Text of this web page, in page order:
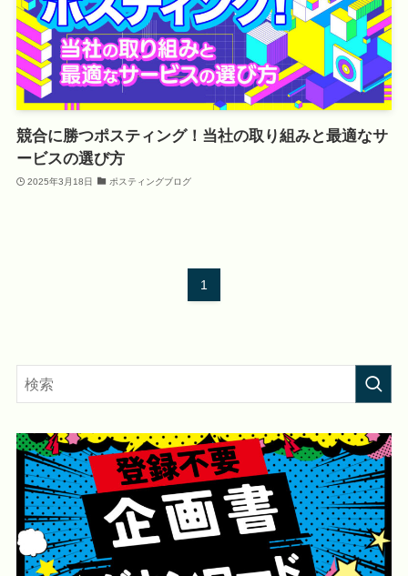
競合に勝つポスティング！当社の取り組みと最適なサ
ービスの選び方
2025年3月18日 ポスティングブログ
1